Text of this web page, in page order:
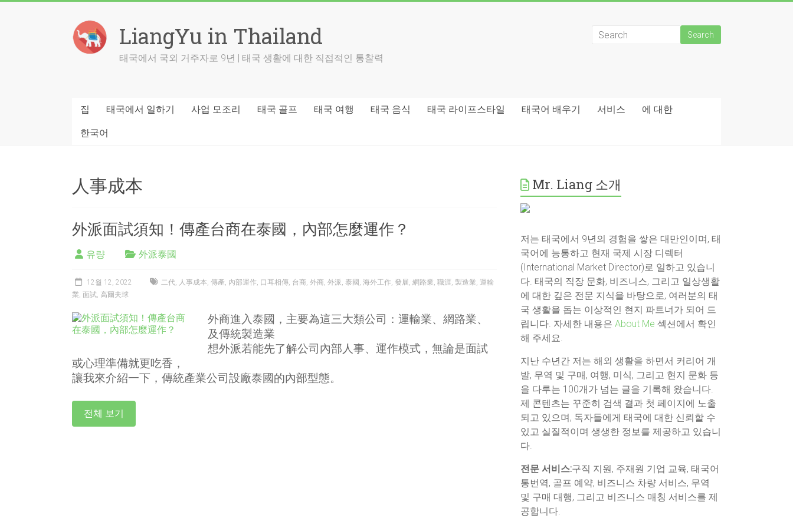
LiangYu in Thailand
태국에서 국외 거주자로 9년 | 태국 생활에 대한 직접적인 통찰력
집 태국에서 일하기 사업 모조리 태국 골프 태국 여행 태국 음식 태국 라이프스타일 태국어 배우기 서비스 에 대한
한국어
人事成本
外派面試須知！傳產台商在泰國，內部怎麼運作？
유량 外派泰國
12월 12, 2022 二代, 人事成本, 傳產, 內部運作, 口耳相傳, 台商, 外商, 外派, 泰國 , 海外工作, 發展, 網路業, 職涯, 製造業, 運輸
業, 面試, 高爾夫球
外商進入泰國，主要為這三大類公司：運輸業、網路業、
及傳統製造業
想外派若能先了解公司內部人事、運作模式，無論是面試
或心理準備就更吃香，
讓我來介紹一下，傳統產業公司設廠泰國的內部型態。
전체 보기
Mr. Liang 소개
저는 태국에서 9년의 경험을 쌓은 대만인이며, 태
국어에 능통하고 현재 국제 시장 디렉터
(International Market Director)로 일하고 있습니
다. 태국의 직장 문화, 비즈니스, 그리고 일상생활
에 대한 깊은 전문 지식을 바탕으로, 여러분의 태
국 생활을 돕는 이상적인 현지 파트너가 되어 드
립니다. 자세한 내용은About Me 섹션에서 확인
해 주세요.
지난 수년간 저는 해외 생활을 하면서 커리어 개
발, 무역 및 구매, 여행, 미식, 그리고 현지 문화 등
을 다루는 100개가 넘는 글을 기록해 왔습니다.
제 콘텐츠는 꾸준히 검색 결과 첫 페이지에 노출
되고 있으며, 독자들에게 태국에 대한 신뢰할 수
있고 실질적이며 생생한 정보를 제공하고 있습니
다.
전문 서비스:구직 지원, 주재원 기업 교육, 태국어
통번역, 골프 예약, 비즈니스 차량 서비스, 무역
및 구매 대행, 그리고 비즈니스 매칭 서비스를 제
공합니다.